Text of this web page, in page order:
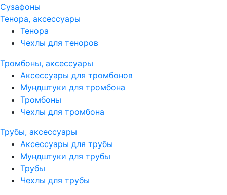
Сузафоны
Тенора, аксессуары
Тенора
Чехлы для теноров
Тромбоны, аксессуары
Аксессуары для тромбонов
Мундштуки для тромбона
Тромбоны
Чехлы для тромбона
Трубы, аксессуары
Аксессуары для трубы
Мундштуки для трубы
Трубы
Чехлы для трубы